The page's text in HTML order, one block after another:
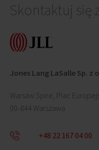
Skontaktuj się
Jones Lang LaSalle Sp. z
Warsaw Spire, Plac
00-844 Warszawa
+48 22 167 04 00